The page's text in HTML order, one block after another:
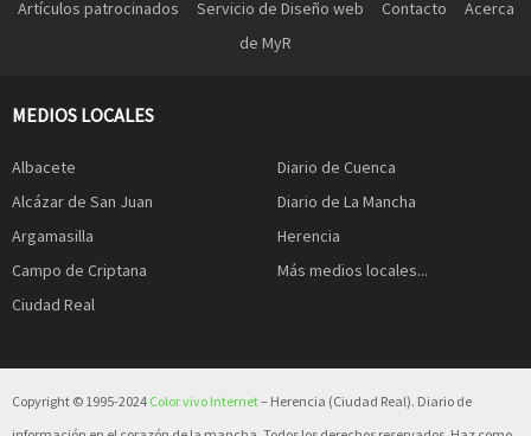
Artículos patrocinados Servicio de Diseño web Contacto
Acerca
de MyR
MEDIOS LOCALES
Albacete
Alcázar de San Juan
Argamasilla
Campo de Criptana
Ciudad Real
Diario de Cuenca
Diario de La Mancha
Herencia
Más medios locales...
Copyright © 1995-2024 Color vivo Internet– Herencia (Ciudad Real). Diario de